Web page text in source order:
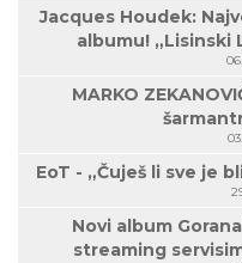
Jacques Houdek:
albumu! „Lisinski
MARKO
EoT - „Čuješ li sve je
Novi album
streaming